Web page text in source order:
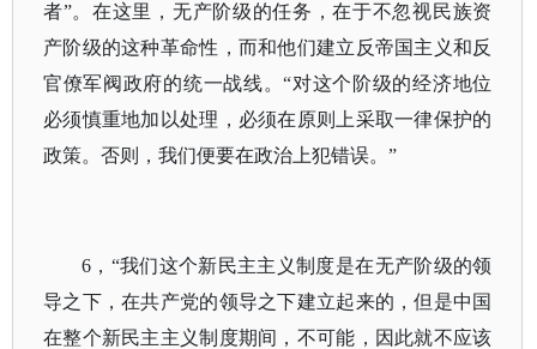
者”。在这里，无产阶级的任务，在于不忽视民族资
产阶级的这种革命性，而和他们建立反帝国主义和反
官僚军阀政府的统一战线。“对这个阶级的经济地位
必须慎重地加以处理，必须在原则上采取一律保护的
政策。否则，我们便要在政治上犯错误。”
6，“我们这个新民主主义制度是在无产阶级的领
导之下，在共产党的领导之下建立起来的，但是中国
在整个新民主主义制度期间，不可能，因此就不应该